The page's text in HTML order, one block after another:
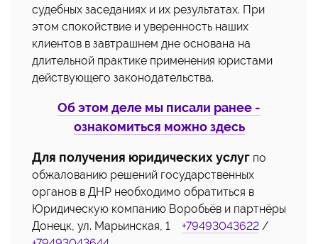
судебных заседаниях и их результатах. При
этом спокойствие и уверенность наших
клиентов в завтрашнем дне основана на
длительной практике применения юристами
действующего законодательства.
Об этом деле мы писали ранее -
ознакомиться можно здесь
Для получения юридических услуг по
обжалованию решений государственных
органов в ДНР необходимо обратиться в
Юридическую компанию Воробьёв и партнёры
Донецк, ул. Марьинская, 1 +79493043622 /